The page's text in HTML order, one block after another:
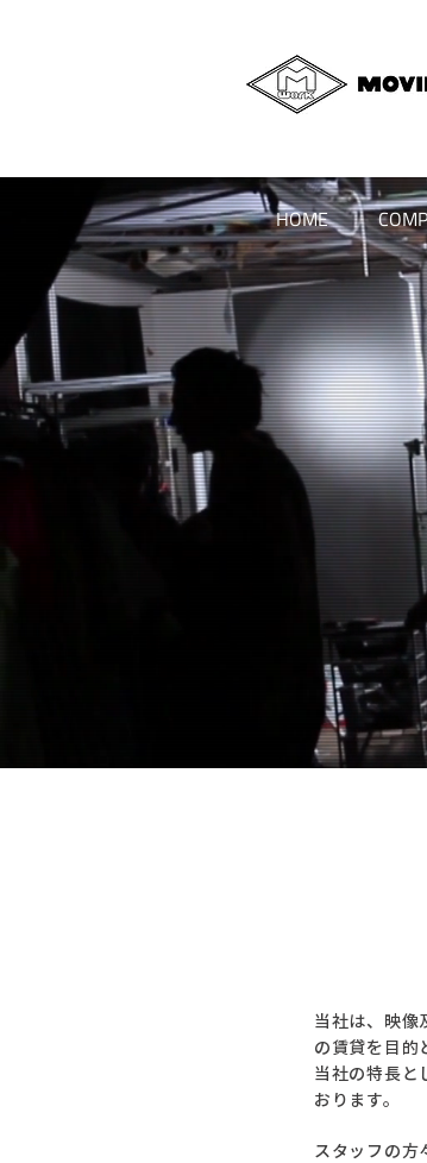
HOME
当社は、映像
の賃貸を目的
当社の特長と
おります。
スタッフの方